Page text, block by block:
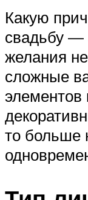
Какую
свадьбу —
желания
сложные
элементов
то больше